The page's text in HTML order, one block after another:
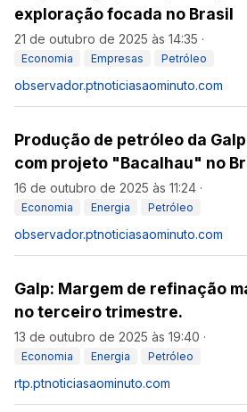
exploração focada no Brasil
21 de outubro de 2025 às 14:35 ·
Economia Empresas Petróleo
observador.ptnoticiasaominuto.com
Produção de petróleo da
com projeto "Bacalhau" no
16 de outubro de 2025 às 11:24 ·
Economia Energia Petróleo
observador.ptnoticiasaominuto.com
Galp: Margem de refinação
no terceiro trimestre.
13 de outubro de 2025 às 19:40 ·
Economia Energia Petróleo
rtp.ptnoticiasaominuto.com